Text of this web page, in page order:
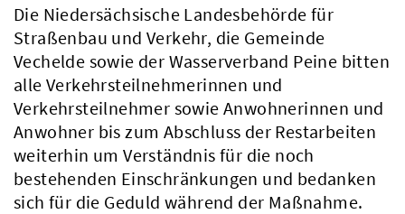
Die Niedersächsische Landesbehörde für
Straßenbau und Verkehr, die Gemeinde
Vechelde sowie der Wasserverband Peine bitten
alle Verkehrsteilnehmerinnen und
Verkehrsteilnehmer sowie Anwohnerinnen und
Anwohner bis zum Abschluss der Restarbeiten
weiterhin um Verständnis für die noch
bestehenden Einschränkungen und bedanken
sich für die Geduld während der Maßnahme.